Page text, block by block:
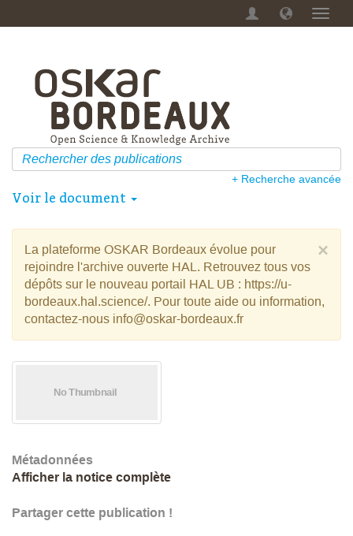
Menu
+ Recherche avancée
Voir le document
×
La plateforme OSKAR Bordeaux évolue pour
rejoindre l'archive ouverte HAL. Retrouvez tous vos
dépôts sur le nouveau portail HAL UB : https://u-
bordeaux.hal.science/. Pour toute aide ou information,
contactez-nous info@oskar-bordeaux.fr
Métadonnées
Afficher la notice complète
Partager cette publication !